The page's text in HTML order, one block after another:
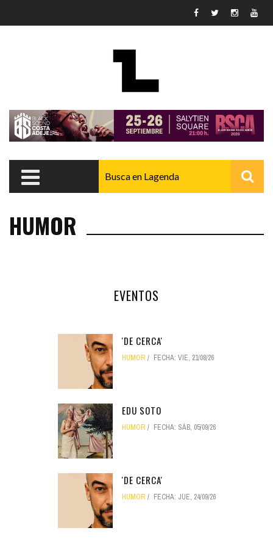
HUMOR
EVENTOS
'DE CERCA'
HUMOR FECHA: VIE, 21/08/26
EDU SOTO
HUMOR FECHA: SÁB, 05/09/26
'DE CERCA'
HUMOR FECHA: JUE, 24/09/26